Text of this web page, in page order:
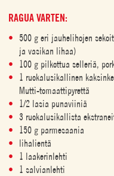
RAGUA VARTEN:
500 g eri jauhelihojen
ja vasikan lihaa)
100 g pilkottua selleriä,
1 ruokalusikallinen
Mutti-tomaattipyrettä
1/2 lasia punaviiniä
3 ruokalusikallista
150 g parmesaania
lihalientä
1 laakerinlehti
1 salvianlehti